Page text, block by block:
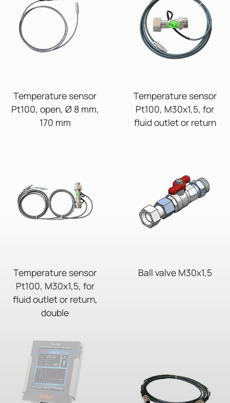
Temperature sensor
Pt100, open, Ø 8 mm,
170 mm
Temperature sensor
Pt100, M30x1,5, for
fluid outlet or return
Temperature sensor
Pt100, M30x1,5, for
fluid outlet or return,
double
Ball valve M30x1,5